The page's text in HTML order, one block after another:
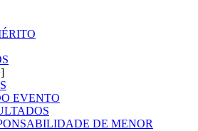
EVENTO
DE MENOR